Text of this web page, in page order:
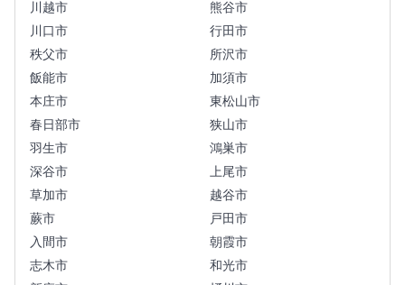
川越市
熊谷市
川口市
行田市
秩父市
所沢市
飯能市
加須市
本庄市
東松山市
春日部市
狭山市
羽生市
鴻巣市
深谷市
上尾市
草加市
越谷市
蕨市
戸田市
入間市
朝霞市
志木市
和光市